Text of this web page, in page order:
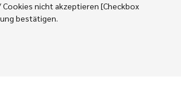
nicht akzeptieren [Checkbox
bestätigen.